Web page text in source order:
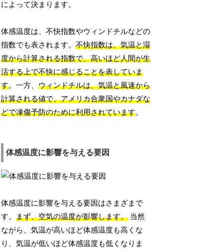
によって決まります。
体感温度は、不快指数やウィンドチルなどの
指数でも表されます。不快指数は、気温と湿
度から計算される指数で、高いほど人間が生
活する上で不快に感じることを表していま
す。一方、ウィンドチルは、気温と風速から
計算される値で、アメリカ合衆国やカナダな
どで凍傷予防のために利用されています。
体感温度に影響を与える要因
体感温度に影響を与える要因はさまざまで
す。まず、空気の温度が影響します。 当然
ながら、気温が高いほど体感温度も高くな
り、気温が低いほど体感温度も低くなりま